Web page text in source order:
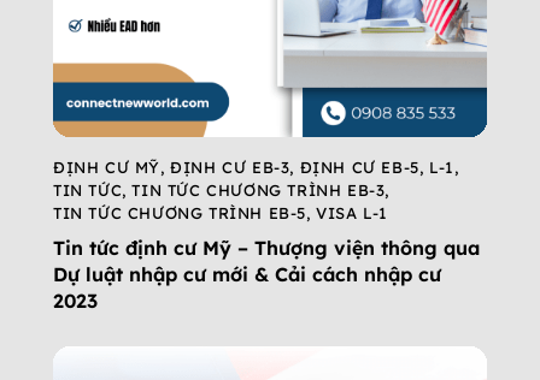
ĐỊNH CƯ MỸ,ĐỊNH CƯ EB-3, ĐỊNH CƯ EB-5, L-1,
TIN TỨC,TIN TỨC CHƯƠNG TRÌNH EB-3,
TIN TỨC CHƯƠNG TRÌNH EB-5,VISA L-1
Tin tức định cư Mỹ – Thượng viện thông qua
Dự luật nhập cư mới & Cải cách nhập cư
2023